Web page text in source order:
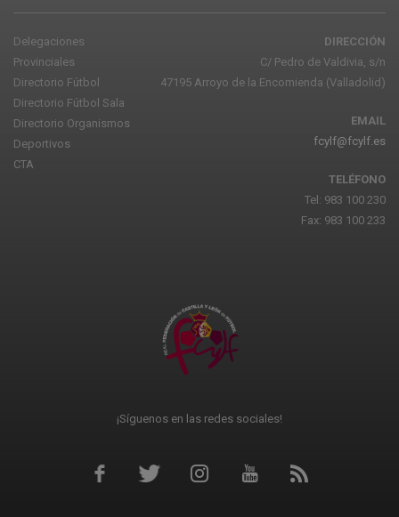
Delegaciones
Provinciales
Directorio Fútbol
Directorio Fútbol Sala
Directorio Organismos
Deportivos
CTA
DIRECCIÓN
C/ Pedro de Valdivia, s/n
47195 Arroyo de la Encomienda (Valladolid)
EMAIL
fcylf@fcylf.es
TELÉFONO
Tel: 983 100 230
Fax: 983 100 233
¡Síguenos en las redes sociales!